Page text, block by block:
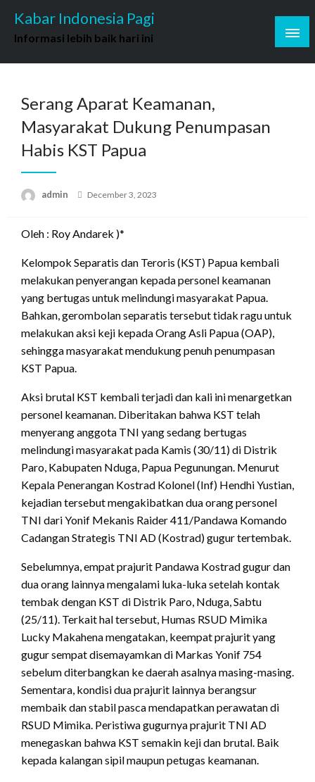
content
Kabar Indonesia Pagi
Informasi lebih baik hari ini
Serang Aparat Keamanan,
Masyarakat Dukung Penumpasan
Habis KST Papua
admin
Posted
December 3, 2023
Oleh : Roy Andarek )*
Kelompok Separatis dan Teroris (KST) Papua kembali
melakukan penyerangan kepada personel keamanan
yang bertugas untuk melindungi masyarakat Papua.
Bahkan, gerombolan separatis tersebut tidak ragu untuk
melakukan aksi keji kepada Orang Asli Papua (OAP),
sehingga masyarakat mendukung penuh penumpasan
KST Papua.
Aksi brutal KST kembali terjadi dan kali ini menargetkan
personel keamanan. Diberitakan bahwa KST telah
menyerang anggota TNI yang sedang bertugas
melindungi masyarakat pada Kamis (30/11) di Distrik
Paro, Kabupaten Nduga, Papua Pegunungan. Menurut
Kepala Penerangan Kostrad Kolonel (Inf) Hendhi Yustian,
kejadian tersebut mengakibatkan dua orang personel
TNI dari Yonif Mekanis Raider 411/Pandawa Komando
Cadangan Strategis TNI AD (Kostrad) gugur tertembak.
Sebelumnya, empat prajurit Pandawa Kostrad gugur dan
dua orang lainnya mengalami luka-luka setelah kontak
tembak dengan KST di Distrik Paro, Nduga, Sabtu
(25/11). Terkait hal tersebut, Humas RSUD Mimika
Lucky Makahena mengatakan, keempat prajurit yang
gugur sempat disemayamkan di Markas Yonif 754
sebelum diterbangkan ke daerah asalnya masing-masing.
Sementara, kondisi dua prajurit lainnya berangsur
membaik dan stabil pasca mendapatkan perawatan di
RSUD Mimika. Peristiwa gugurnya prajurit TNI AD
menegaskan bahwa KST semakin keji dan brutal. Baik
kepada kalangan sipil maupun petugas keamanan.